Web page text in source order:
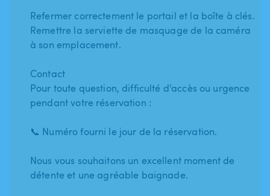
Refermer correctement le portail et la boîte à clés.
Remettre la serviette de masquage de la caméra
à son emplacement.
Contact
Pour toute question, difficulté d'accès ou urgence
pendant votre réservation :
📞 Numéro fourni le jour de la réservation.
Nous vous souhaitons un excellent moment de
détente et une agréable baignade.